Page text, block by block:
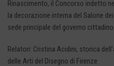
Rinascimento, il Concorso indetto
la decorazione interna del Salone
sede principale del governo
Relatori: Cristina Acidini, storica
delle Arti del Disegno di Firenze